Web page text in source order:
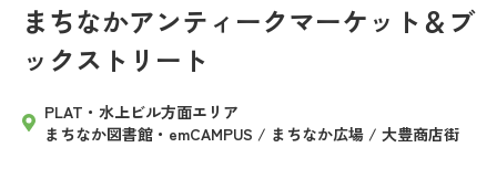
まちなかアンティークマーケット＆ブ
ックストリート
PLAT・水上ビル方面エリア
まちなか図書館・emCAMPUS / まちなか広場 / 大豊商店街